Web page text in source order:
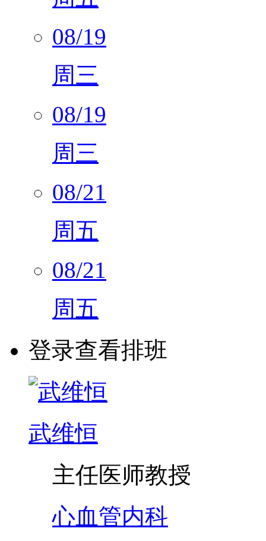
08/19
周三
08/19
周三
08/21
周五
08/21
周五
登录查看排班
武维恒
主任医师 教授
心血管内科